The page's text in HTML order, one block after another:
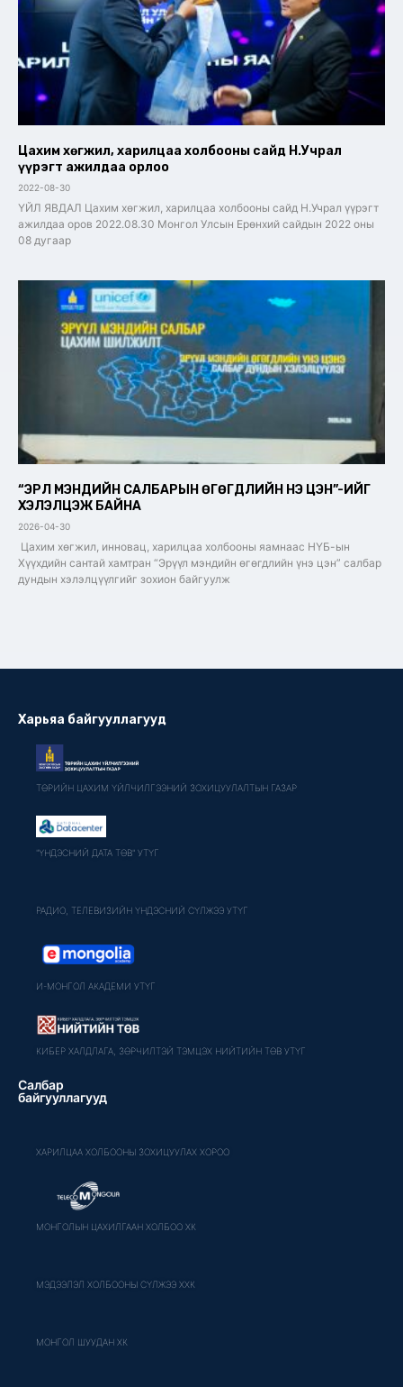
Цахим хөгжил, харилцаа холбооны сайд Н.Учрал
үүрэгт ажилдаа орлоо
2022-08-30
ҮЙЛ ЯВДАЛ Цахим хөгжил, харилцаа холбооны сайд Н.Учрал үүрэгт
ажилдаа оров 2022.08.30 Монгол Улсын Ерөнхий сайдын 2022 оны
08 дугаар
“ЭРҮҮЛ МЭНДИЙН САЛБАРЫН ӨГӨГДЛИЙН ҮНЭ ЦЭН”-ИЙГ
ХЭЛЭЛЦЭЖ БАЙНА
2026-04-30
Цахим хөгжил, инновац, харилцаа холбооны яамнаас НҮБ-ын
Хүүхдийн сантай хамтран “Эрүүл мэндийн өгөгдлийн үнэ цэн” салбар
дундын хэлэлцүүлгийг зохион байгуулж
Харьяа байгууллагууд
ТӨРИЙН ЦАХИМ ҮЙЛЧИЛГЭЭНИЙ ЗОХИЦУУЛАЛТЫН ГАЗАР
"ҮНДЭСНИЙ ДАТА ТӨВ" УТҮГ
РАДИО, ТЕЛЕВИЗИЙН ҮНДЭСНИЙ СҮЛЖЭЭ УТҮГ
И-МОНГОЛ АКАДЕМИ УТҮГ
КИБЕР ХАЛДЛАГА, ЗӨРЧИЛТЭЙ ТЭМЦЭХ НИЙТИЙН ТӨВ УТҮГ
Салбар
байгууллагууд
ХАРИЛЦАА ХОЛБООНЫ ЗОХИЦУУЛАХ ХОРОО
МОНГОЛЫН ЦАХИЛГААН ХОЛБОО ХК
МЭДЭЭЛЭЛ ХОЛБООНЫ СҮЛЖЭЭ ХХК
МОНГОЛ ШУУДАН ХК